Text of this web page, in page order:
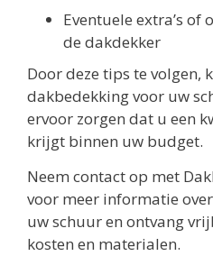
Eventuele extra’s of
de dakdekker
Door deze tips te volgen,
dakbedekking voor uw
ervoor zorgen dat u een
krijgt binnen uw budget.
Neem contact op met
voor meer informatie
uw schuur en ontvang
kosten en materialen.